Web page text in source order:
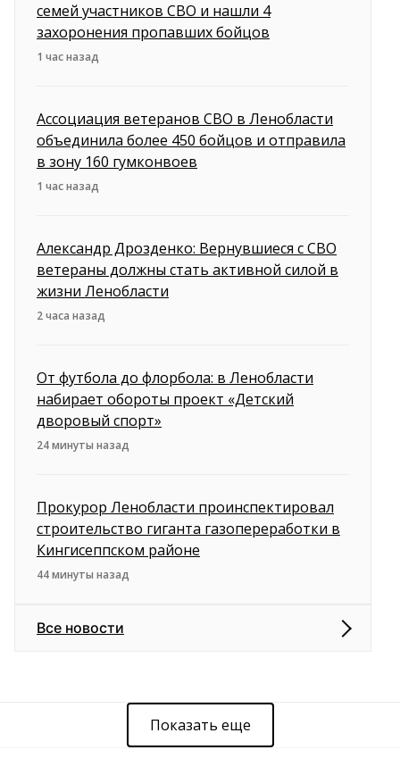
семей участников СВО и нашли 4
захоронения пропавших бойцов
1 час назад
Ассоциация ветеранов СВО в Ленобласти
объединила более 450 бойцов и отправила
в зону 160 гумконвоев
1 час назад
Александр Дрозденко: Вернувшиеся с СВО
ветераны должны стать активной силой в
жизни Ленобласти
2 часа назад
От футбола до флорбола: в Ленобласти
набирает обороты проект «Детский
дворовый спорт»
24 минуты назад
Прокурор Ленобласти проинспектировал
строительство гиганта газопереработки в
Кингисеппском районе
44 минуты назад
Все новости
Показать еще